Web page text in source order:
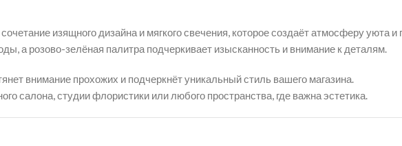
изящного дизайна и мягкого свечения, которое создаёт атмосферу уюта и
а розово-зелёная палитра подчеркивает изысканность и внимание к деталям.
внимание прохожих и подчеркнёт уникальный стиль вашего магазина.
салона, студии флористики или любого пространства, где важна эстетика.